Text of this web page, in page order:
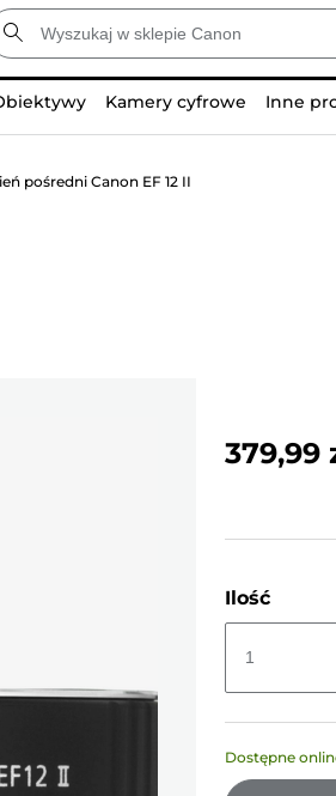
Kamery cyfrowe Inne
pośredni Canon EF 12 II
379,99
Ilość
1
Dostępne